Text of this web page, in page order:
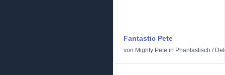
Fantastic Pete
von Mighty Pete in Phantastisch /